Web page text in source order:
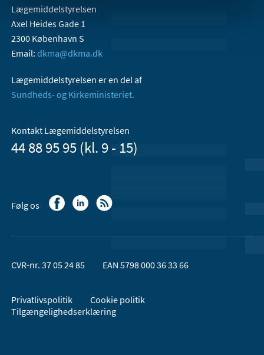
Lægemiddelstyrelsen
Axel Heides Gade 1
2300 København S
Email: dkma@dkma.dk
Lægemiddelstyrelsen er en del af
Sundheds- og Kirkeministeriet.
Kontakt Lægemiddelstyrelsen
44 88 95 95 (kl. 9 - 15)
Følg os
CVR-nr. 37 05 24 85 EAN 5798 000 36 33 66
Privatlivspolitik
Cookie politik
Tilgængelighedserklæring